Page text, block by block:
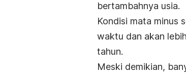
bertambahnya usia.
Kondisi mata minus
waktu dan akan
tahun.
Meski demikian,